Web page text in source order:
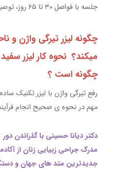
جلسه با فواصل ۳۰ تا ۶۵ روز، توصیه میشود.
چگونه لیزر تیرگی واژن و
میکند؟ نحوه کار لیزر
چگونه است ؟
رفع تیرگی واژن با لیزر تکنیک
مهم در نحوه ی صحیح انجام
دکتر دیانا حسینی با
مدرک جراحی زبیایی زنان از
جدیدترین متد های جهان و